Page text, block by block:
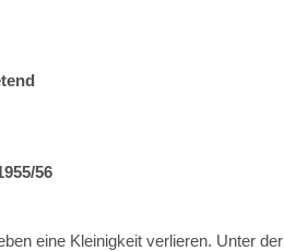
56
eine Kleinigkeit verlieren. Unter der